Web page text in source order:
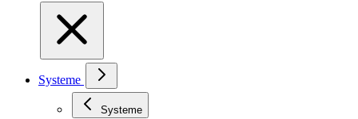
Systeme
Systeme